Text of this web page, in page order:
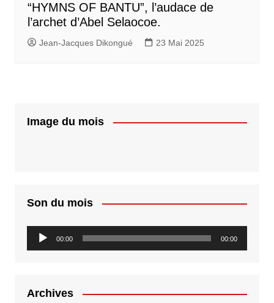
“HYMNS OF BANTU”, l’audace de
l’archet d’Abel Selaocoe.
Jean-Jacques Dikongué 23 Mai 2025
Image du mois
Son du mois
Lecteur
audio
00:00 00:00
Archives